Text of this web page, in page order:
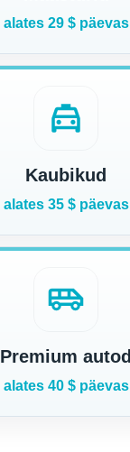
alates 29 $ päevas
local_taxi
Kaubikud
alates 35 $ päevas
airport_shuttle
Premium autod
alates 40 $ päevas